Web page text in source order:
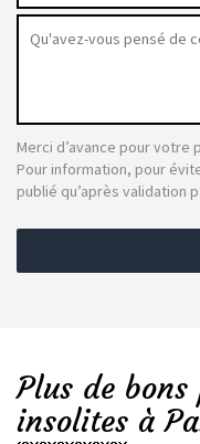
Merci d’avance pour votre
Pour information, pour
publié qu’après validation
Plus de
insolites à